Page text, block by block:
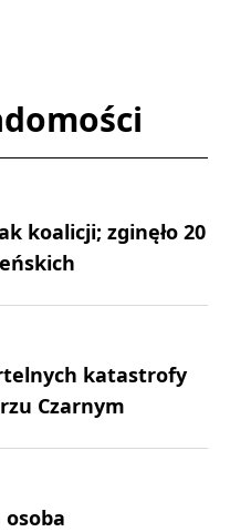
koalicji; zginęło 20
katastrofy
Czarnym
osoba